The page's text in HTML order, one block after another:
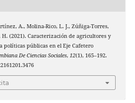
A., Molina-Rico, L. J., Zúñiga-Torres,
H. (2021). Caracterización de agricultores y
políticas públicas en el Eje Cafetero
De Ciencias Sociales, 12(1), 165–192.